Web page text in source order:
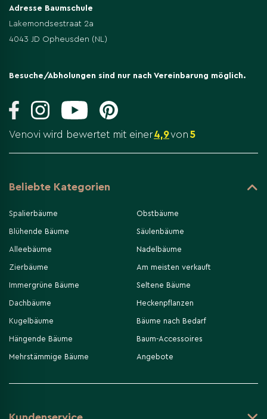
Adresse Baumschule
Lakemondsestraat 2a
4043 JD Opheusden (NL)
Besuche/Abholungen sind nur nach Vereinbarung möglich.
Venovi wird bewertet mit einer4,9von 5
Beliebte Kategorien
Spalierbäume
Blühende Bäume
Alleebäume
Zierbäume
Immergrüne Bäume
Dachbäume
Kugelbäume
Hängende Bäume
Mehrstämmige Bäume
Obstbäume
Säulenbäume
Nadelbäume
Am meisten verkauft
Seltene Bäume
Heckenpflanzen
Bäume nach Bedarf
Baum-Accessoires
Angebote